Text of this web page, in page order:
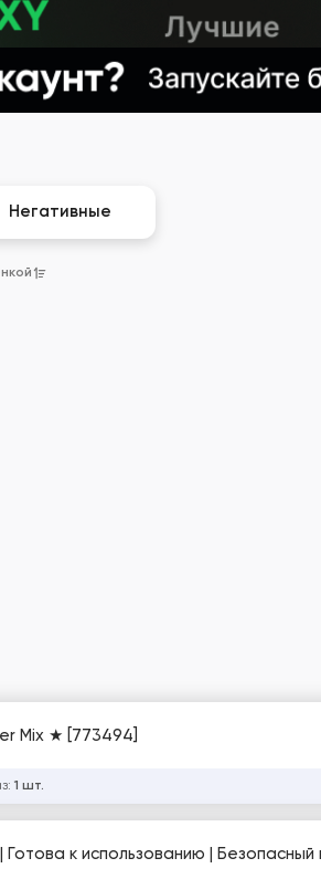
Негативные
Mix ★ [773494]
1 шт.
к использованию | Безопасный